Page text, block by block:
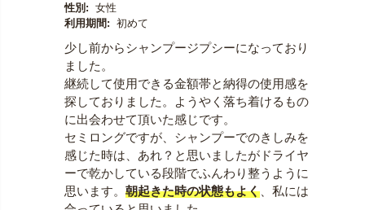
性別: 女性
利用期間: 初めて
少し前からシャンプージプシーになっており
ました。
継続して使用できる金額帯と納得の使用感を
探しておりました。ようやく落ち着けるもの
に出会わせて頂いた感じです。
セミロングですが、シャンプーでのきしみを
感じた時は、あれ？と思いましたがドライヤ
ーで乾かしている段階でふんわり整うように
思います。 朝起きた時の状態もよく、私には